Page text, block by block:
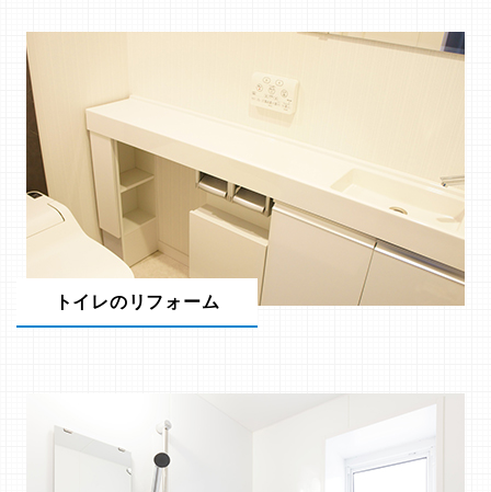
トイレのリフォーム